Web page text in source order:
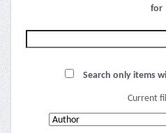
for
Search only items
Current